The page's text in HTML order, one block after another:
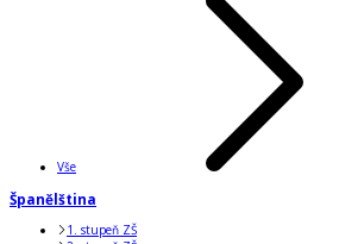
Vše
Španělština
1. stupeň ZŠ